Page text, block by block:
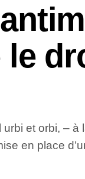
et orbi, –
en place